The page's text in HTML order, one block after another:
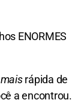
ENORMES
maisrápida de
a encontrou.